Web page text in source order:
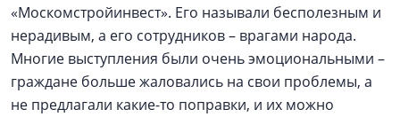
«Москомстройинвест». Его называли бесполезным и
нерадивым, а его сотрудников – врагами народа.
Многие выступления были очень эмоциональными –
граждане больше жаловались на свои проблемы, а
не предлагали какие-то поправки, и их можно